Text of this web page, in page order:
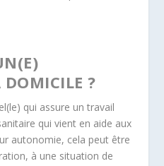
?
qui assure un travail
qui vient en aide aux
autonomie, cela peut être
à une situation de